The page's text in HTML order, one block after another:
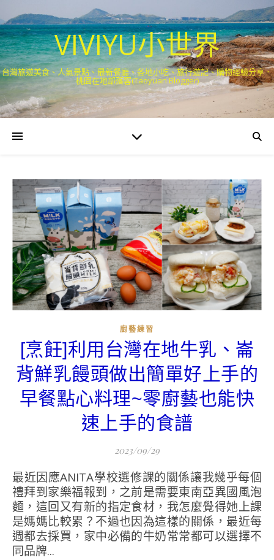
VIVIYU小世界
台灣旅遊美食、人氣景點、最新餐廳、各地小吃、旅行遊記、購物經驗分享．
桃園在地部落客(Taoyuan Blogger)
廚藝練習
[烹飪]利用台灣在地牛乳、崙
背鮮乳饅頭做出簡單好上手的
早餐點心料理~零廚藝也能快
速上手的食譜
2023/09/29
最近因應ANITA學校選修課的關係讓我幾乎每個
禮拜到家樂福報到，之前是需要東南亞異國風泡
麵，這回又有新的指定食材，我怎麼覺得她上課
是媽媽比較累？不過也因為這樣的關係，最近每
週都去採買，家中必備的牛奶常常都可以選擇不
同品牌...